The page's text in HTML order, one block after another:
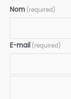
Nom (required)
E-mail (required)